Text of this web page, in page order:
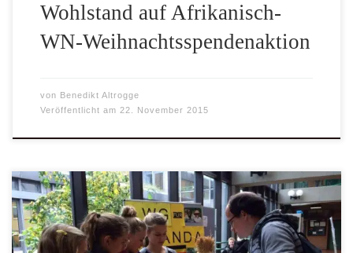
Wohlstand auf Afrikanisch-
WN-Weihnachtsspendenaktion
von Benedikt Altrogge
Veröffentlicht am 22. November 2015
Die neue Klasse 7 am Augustin-Wibbelt-Gymnasium wollte
den Rekord knacken: Im letzten Jahr hatte die 9. Klasse fast